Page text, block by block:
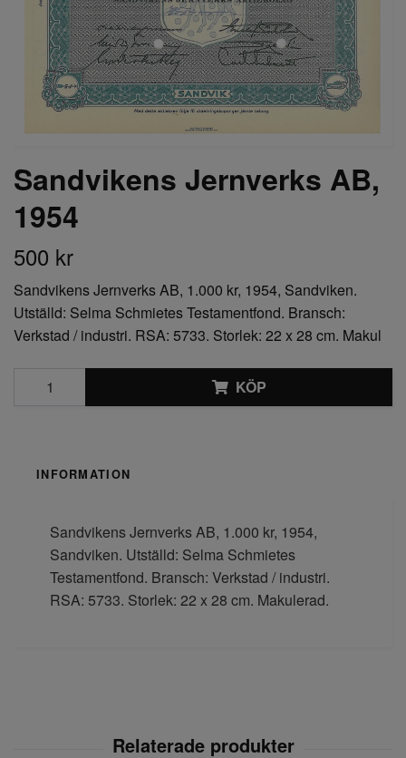
Sandvikens Jernverks AB,
1954
500 kr
Sandvikens Jernverks AB, 1.000 kr, 1954, Sandviken.
Utställd: Selma Schmietes Testamentfond. Bransch:
Verkstad / industri. RSA: 5733. Storlek: 22 x 28 cm. Makul
KÖP
INFORMATION
Sandvikens Jernverks AB, 1.000 kr, 1954,
Sandviken. Utställd: Selma Schmietes
Testamentfond. Bransch: Verkstad / industri.
RSA: 5733. Storlek: 22 x 28 cm. Makulerad.